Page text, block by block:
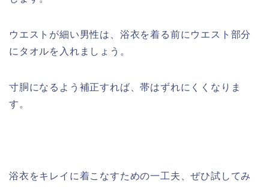
ウエストが細い男性は、浴衣を着る前にウエスト部分
にタオルを入れましょう。
寸胴になるよう補正すれば、帯はずれにくくなりま
す。
浴衣をキレイに着こなすための一工夫、ぜひ試してみ